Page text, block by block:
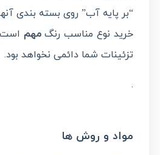
“بر پایه آب” روی بسته بندی
خرید نوع مناسب رنگمهم
تزئینات شما دائمی نخواهد بود.
.
مواد و روش ها